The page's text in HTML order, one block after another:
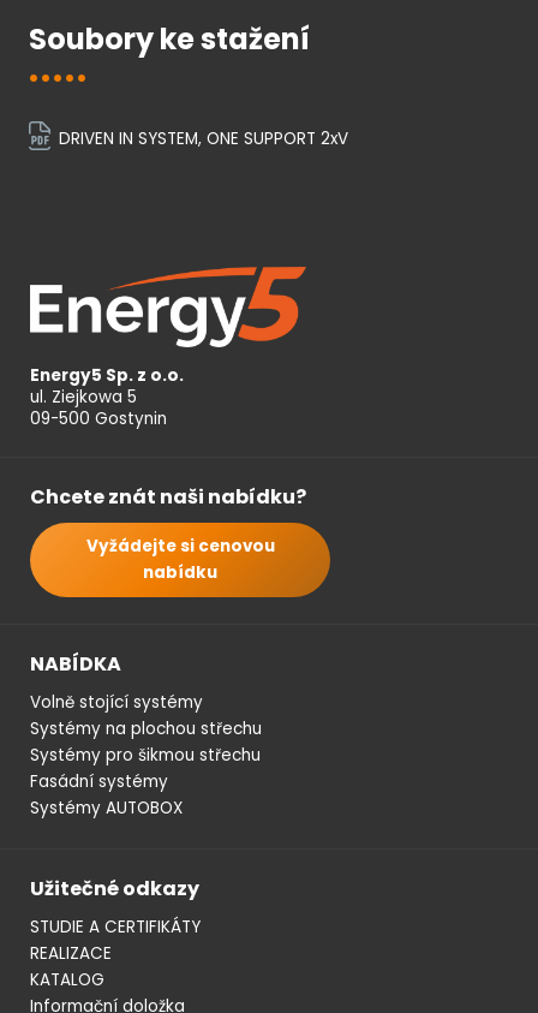
Soubory ke stažení
DRIVEN IN SYSTEM, ONE SUPPORT 2xV
Energy5 Sp. z o.o.
ul. Ziejkowa 5
09-500 Gostynin
Chcete znát naši nabídku?
Vyžádejte si cenovou
nabídku
NABÍDKA
Volně stojící systémy
Systémy na plochou střechu
Systémy pro šikmou střechu
Fasádní systémy
Systémy AUTOBOX
Užitečné odkazy
STUDIE A CERTIFIKÁTY
REALIZACE
KATALOG
Informační doložka